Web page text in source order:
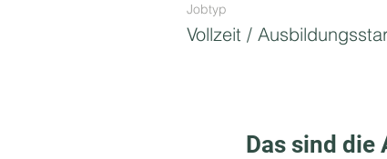
Jobtyp
Vollzeit /
Das sind die